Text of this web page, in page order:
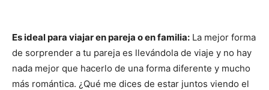
Es ideal para viajar en pareja o en familia: La mejor forma
de sorprender a tu pareja es llevándola de viaje y no hay
nada mejor que hacerlo de una forma diferente y mucho
más romántica. ¿Qué me dices de estar juntos viendo el